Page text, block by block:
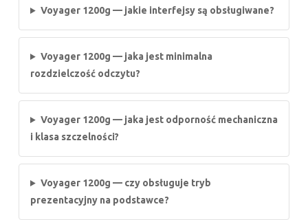
Voyager 1200g — jakie interfejsy są obsługiwane?
Voyager 1200g — jaka jest minimalna
rozdzielczość odczytu?
Voyager 1200g — jaka jest odporność mechaniczna
i klasa szczelności?
Voyager 1200g — czy obsługuje tryb
prezentacyjny na podstawce?